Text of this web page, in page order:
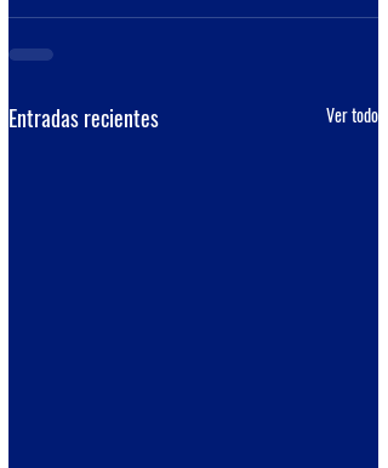
Entradas recientes Ver todo